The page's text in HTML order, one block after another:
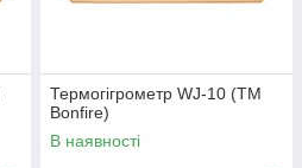
Термогігрометр WJ-10 (ТМ
Вonfire)
В наявності